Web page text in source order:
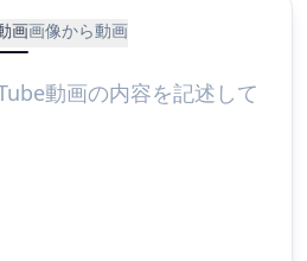
画画像から動画